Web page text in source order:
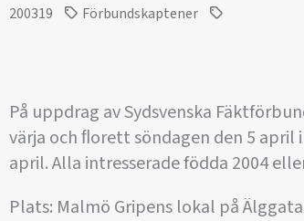
200319 Förbundskaptener
På uppdrag av Sydsvenska
värja och ﬂorett söndagen den 5 april
april. Alla intresserade födda 2004
Plats: Malmö Gripens lokal på